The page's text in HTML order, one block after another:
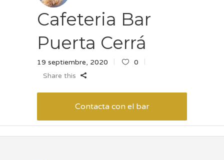
Cafeteria Bar
Puerta Cerrá
19 septiembre, 2020
0
Share this
Contacta con el bar